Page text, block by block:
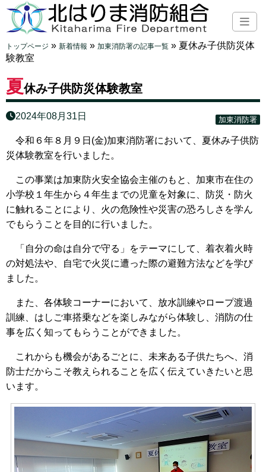
トップページ » 新着情報 » 加東消防署の記事一覧 » 夏休み子供防災体
験教室
夏休み子供防災体験教室
加東消防署
2024年08月31日
令和６年８月９日(金)加東消防署において、夏休み子供防
災体験教室を行いました。
この事業は加東防火安全協会主催のもと、加東市在住の
小学校１年生から４年生までの児童を対象に、防災・防火
に触れることにより、火の危険性や災害の恐ろしさを学ん
でもらうことを目的に行いました。
「自分の命は自分で守る」をテーマにして、着衣着火時
の対処法や、自宅で火災に遭った際の避難方法などを学び
ました。
また、各体験コーナーにおいて、放水訓練やロープ渡過
訓練、はしご車搭乗などを楽しみながら体験し、消防の仕
事を広く知ってもらうことができました。
これからも機会があるごとに、未来ある子供たちへ、消
防士だからこそ教えられることを広く伝えていきたいと思
います。